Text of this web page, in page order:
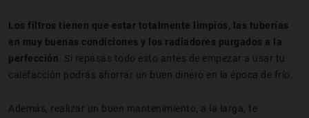
Los filtros tienen que estar totalmente limpios, las tuberías
en muy buenas condiciones y los radiadores purgados a la
perfección . Si repasas todo esto antes de empezar a usar tu
calefacción podrás ahorrar un buen dinero en la época de frío.
Además, realizar un buen mantenimiento, a la larga, te